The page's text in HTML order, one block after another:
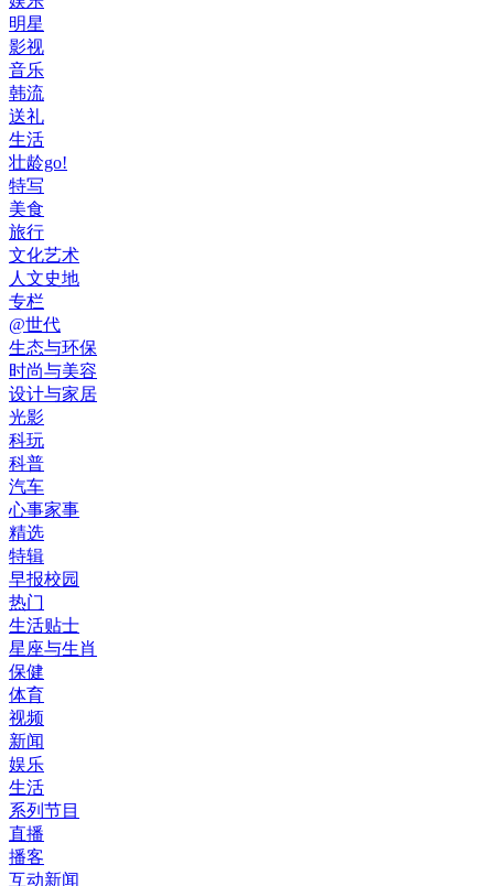
明星
影视
音乐
韩流
送礼
生活
壮龄go!
特写
美食
旅行
文化艺术
人文史地
专栏
@世代
生态与环保
时尚与美容
设计与家居
光影
科玩
科普
汽车
心事家事
精选
特辑
早报校园
热门
生活贴士
星座与生肖
保健
体育
视频
新闻
娱乐
生活
系列节目
直播
播客
互动新闻